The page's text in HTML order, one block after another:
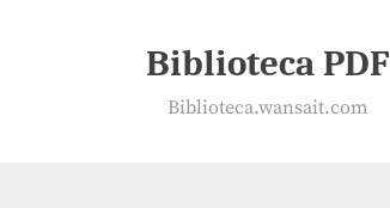
Biblioteca PDF
Biblioteca.wansait.com